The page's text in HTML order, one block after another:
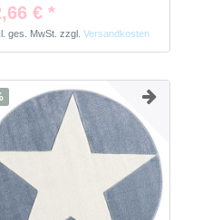
€ *
ges. MwSt. zzgl.Versandkosten